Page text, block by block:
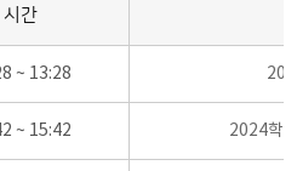
시간
~ 13:28
~ 15:42 2024학